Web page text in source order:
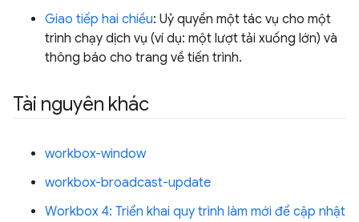
Giao tiếp hai chiều: Uỷ quyền một tác vụ cho một
trình chạy dịch vụ (ví dụ: một lượt tải xuống lớn) và
thông báo cho trang về tiến trình.
Tài nguyên khác
workbox-window
workbox-broadcast-update
Workbox 4: Triển khai quy trình làm mới để cập nhật